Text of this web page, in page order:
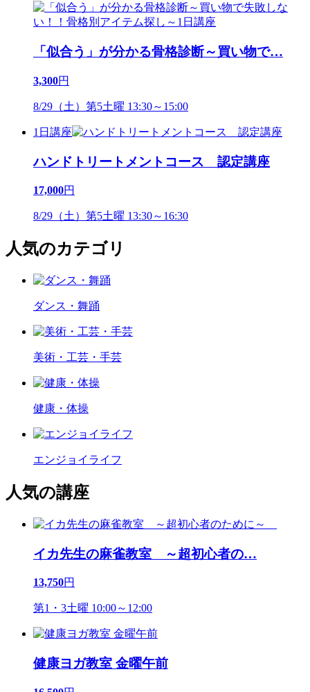
「似合う」が分かる骨格診断～買い物で…
3,300円
8/29（土）第5土曜 13:30～15:00
1日講座
ハンドトリートメントコース 認定講座
17,000円
8/29（土）第5土曜 13:30～16:30
人気のカテゴリ
ダンス・舞踊
美術・工芸・手芸
健康・体操
エンジョイライフ
人気の講座
イカ先生の麻雀教室 ～超初心者の…
13,750円
第1・3土曜 10:00～12:00
健康ヨガ教室 金曜午前